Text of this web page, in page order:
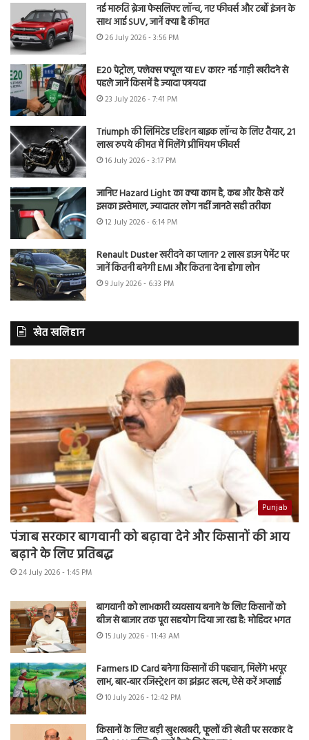
नई मारुति ब्रेजा फेसलिफ्ट लॉन्च, नए फीचर्स और टर्बो इंजन के
साथ आई SUV, जानें क्या है कीमत
26 July 2026 - 3:56 PM
E20 पेट्रोल, फ्लेक्स फ्यूल या EV कार? नई गाड़ी खरीदने से
पहले जानें किसमें है ज्यादा फायदा
23 July 2026 - 7:41 PM
Triumph की लिमिटेड एडिशन बाइक लॉन्च के लिए तैयार, 21
लाख रुपये कीमत में मिलेंगे प्रीमियम फीचर्स
16 July 2026 - 3:17 PM
जानिए Hazard Light का क्या काम है, कब और कैसे करें
इसका इस्तेमाल, ज्यादातर लोग नहीं जानते सही तरीका
12 July 2026 - 6:14 PM
Renault Duster खरीदने का प्लान? 2 लाख डाउन पेमेंट पर
जानें कितनी बनेगी EMI और कितना देना होगा लोन
9 July 2026 - 6:33 PM
खेत खलिहान
Punjab
पंजाब सरकार बागवानी को बढ़ावा देने और किसानों की आय
बढ़ाने के लिए प्रतिबद्ध
24 July 2026 - 1:45 PM
बागवानी को लाभकारी व्यवसाय बनाने के लिए किसानों को
बीज से बाजार तक पूरा सहयोग दिया जा रहा है: मोहिंदर भगत
15 July 2026 - 11:43 AM
Farmers ID Card बनेगा किसानों की पहचान, मिलेंगे भरपूर
लाभ, बार-बार रजिस्ट्रेशन का झंझट खत्म, ऐसे करें अप्लाई
10 July 2026 - 12:42 PM
किसानों के लिए बड़ी खुशखबरी, फूलों की खेती पर सरकार दे